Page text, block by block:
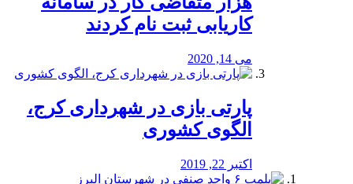
کاریابی ثبت نام کردند
می 14, 2020
پارتی بازی در شهرداری کرج،
الگوی کشوری
اکتبر 22, 2019